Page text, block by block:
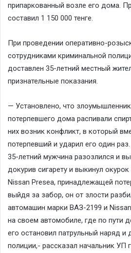
припаркованный возле его дома.
составил 1 150 000 тенге.
При проведении оперативно-
сотрудниками криминальной
доставлен 35-летний местный
признательные показания.
— Установлено, что
потерпевшего дома распивали
них возник конфликт, в который
потерпевший и ударил его один
35-летний мужчина разозлился и
докурив сигарету и выкинул
Nissan Presea, принадлежащей
выйдя за забор, он от злости
автомашин марки ВАЗ-2199 и
на своем автомобиле, где по пути
его остановил патрульный наряд и
полиции,- рассказал начальник УП